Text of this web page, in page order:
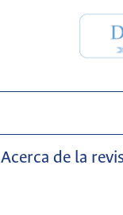
Acerca de la